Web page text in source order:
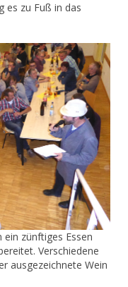
es zu Fuß in das
zünftiges Essen
Verschiedene
ausgezeichnete Wein